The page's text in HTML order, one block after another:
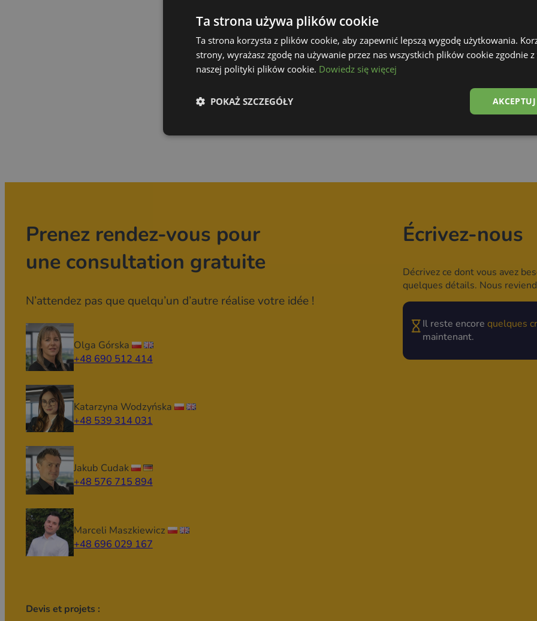
Prenez rendez-vous pour
une consultation gratuite
N’attendez pas que quelqu’un d’autre réalise votre idée !
Olga Górska
+48 690 512 414
Katarzyna Wodzyńska
+48 539 314 031
Jakub Cudak
+48 576 715 894
Marceli Maszkiewicz
+48 696 029 167
Devis et projets :
Écrivez-nous
Décrivez ce dont vous avez
quelques détails. Nous
Il reste encorequelques
maintenant.
Ta strona używa plików cookie
Ta strona korzysta z plików cookie, aby zapewnić lepszą wygodę użytkowania.
strony, wyrażasz zgodę na używanie przez nas wszystkich plików cookie zgodnie
naszej polityki plików cookie. Dowiedz się więcej
POKAŻ SZCZEGÓŁY